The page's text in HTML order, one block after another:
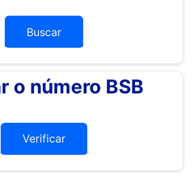
Buscar
o número BSB
Verificar